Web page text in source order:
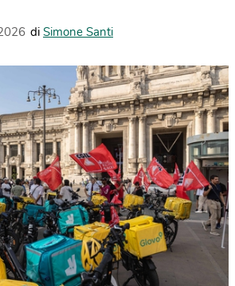
di Simone Santi